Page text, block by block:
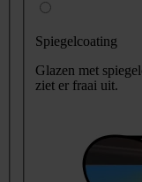
Spiegelcoating
Glazen met
ziet er fraai uit.